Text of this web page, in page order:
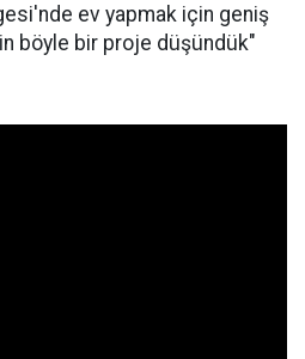
ev yapmak için geniş
böyle bir proje düşündük"